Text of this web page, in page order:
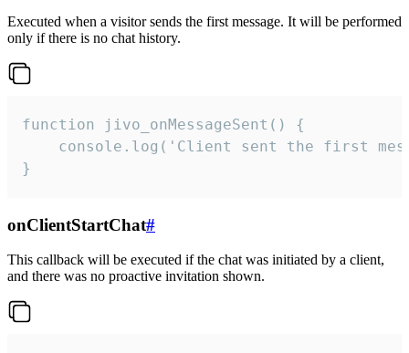
Executed when a visitor sends the first message. It will be performed
only if there is no chat history.
function jivo_onMessageSent() {
console.log('Client sent the first
}
onClientStartChat#
This callback will be executed if the chat was initiated by a client,
and there was no proactive invitation shown.